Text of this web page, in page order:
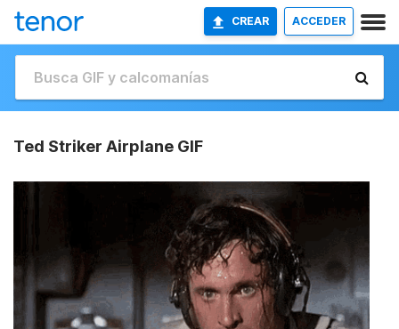
CREAR ACCEDER
Ted Striker Airplane GIF